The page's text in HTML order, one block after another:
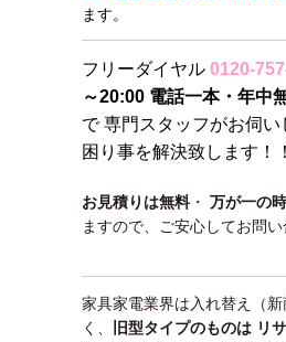
ます。
フリーダイヤル 0120-
～20:00 電話一本・年中
で 専門スタッフがお伺
困り事を解決致します！！
お見積りは無料・ 万が一の
ますので、ご安心してお問い
家具家電業界は入れ替え（
く、
旧型タイプのものは リ